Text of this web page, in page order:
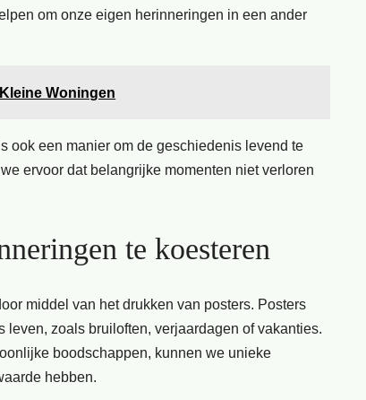
om onze eigen herinneringen in een ander
Woningen
ook een manier om de geschiedenis levend te
ervoor dat belangrijke momenten niet verloren
te koesteren
middel van het drukken van posters. Posters
zoals bruiloften, verjaardagen of vakanties.
boodschappen, kunnen we unieke
hebben.